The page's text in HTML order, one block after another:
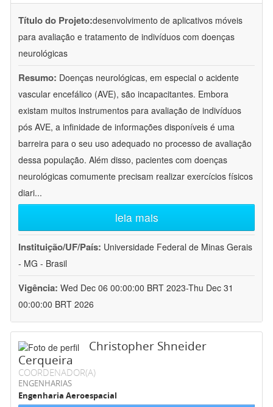
Título do Projeto:desenvolvimento de aplicativos móveis
para avaliação e tratamento de indivíduos com doenças
neurológicas
Resumo: Doenças neurológicas, em especial o acidente
vascular encefálico (AVE), são incapacitantes. Embora
existam muitos instrumentos para avaliação de indivíduos
pós AVE, a infinidade de informações disponíveis é uma
barreira para o seu uso adequado no processo de avaliação
dessa população. Além disso, pacientes com doenças
neurológicas comumente precisam realizar exercícios físicos
diari...
leia mais
Instituição/UF/País: Universidade Federal de Minas Gerais
- MG - Brasil
Vigência: Wed Dec 06 00:00:00 BRT 2023-Thu Dec 31
00:00:00 BRT 2026
Christopher Shneider
Cerqueira
COORDENADOR(A)
ENGENHARIAS
Engenharia Aeroespacial